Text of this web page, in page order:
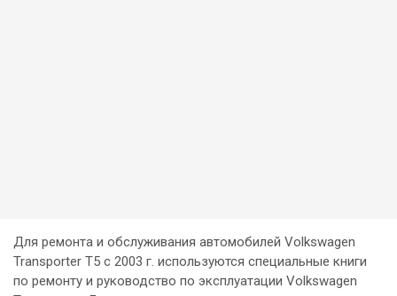
Для ремонта и обслуживания автомобилей Volkswagen
Transporter T5 с 2003 г. используются специальные книги
по ремонту и руководство по эксплуатации Volkswagen